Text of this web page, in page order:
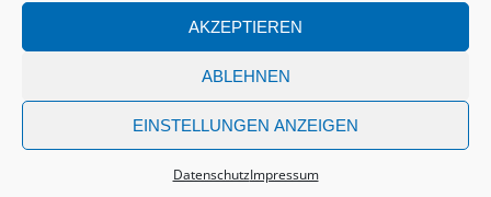
AKZEPTIEREN
ABLEHNEN
EINSTELLUNGEN ANZEIGEN
DatenschutzImpressum
Vertrag widerrufen
Datenschutz